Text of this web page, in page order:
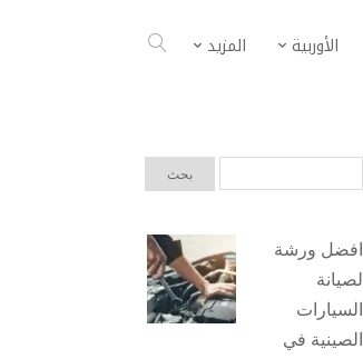
الأوربية المزيد
افضل ورشة
لصيانة
السيارات
الصينية في